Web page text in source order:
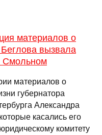
материалов о
вызвала
Смольном
материалов о
губернатора
Александра
касались его
комитету